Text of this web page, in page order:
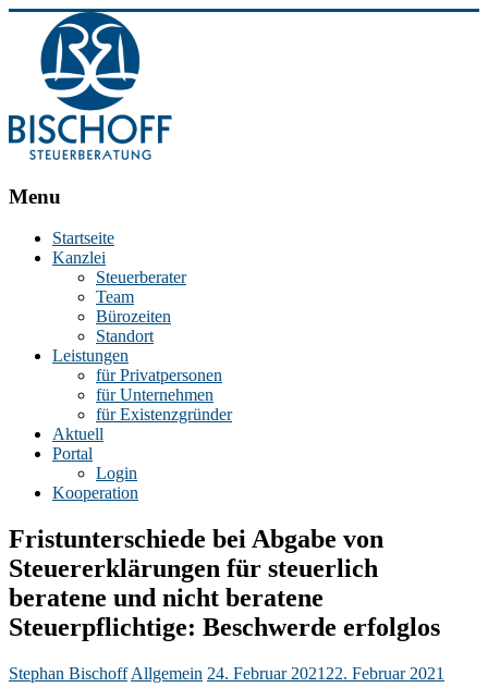
BISCHOFF
Stephan
Steuerberater
Essen
Menu
Startseite
Kanzlei
Steuerberater
Team
Bürozeiten
Standort
Leistungen
für Privatpersonen
für Unternehmen
für Existenzgründer
Aktuell
Portal
Login
Kooperation
Fristunterschiede bei Abgabe von
Steuererklärungen für steuerlich
beratene und nicht beratene
Steuerpflichtige: Beschwerde erfolglos
Stephan Bischoff Allgemein 24. Februar 2021 22. Februar 2021